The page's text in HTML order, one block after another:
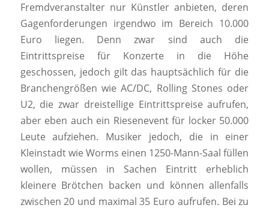
Fremdveranstalter nur Künstler anbieten, deren
Gagenforderungen irgendwo im Bereich 10.000
Euro liegen. Denn zwar sind auch die
Eintrittspreise für Konzerte in die Höhe
geschossen, jedoch gilt das hauptsächlich für die
Branchengrößen wie AC/DC, Rolling Stones oder
U2, die zwar dreistellige Eintrittspreise aufrufen,
aber eben auch ein Riesenevent für locker 50.000
Leute aufziehen. Musiker jedoch, die in einer
Kleinstadt wie Worms einen 1250-Mann-Saal füllen
wollen, müssen in Sachen Eintritt erheblich
kleinere Brötchen backen und können allenfalls
zwischen 20 und maximal 35 Euro aufrufen. Bei zu